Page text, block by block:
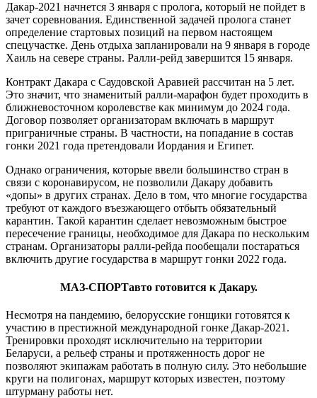
Дакар-2021 начнется 3 января с пролога, который не пойдет в
зачет соревнования. Единственной задачей пролога станет
определение стартовых позиций на первом настоящем
спецучастке. День отдыха запланировали на 9 января в городе
Хаиль на севере страны. Ралли-рейд завершится 15 января.
Контракт Дакара с Саудовской Аравией рассчитан на 5 лет.
Это значит, что знаменитый ралли-марафон будет проходить в
ближневосточном королевстве как минимум до 2024 года.
Договор позволяет организаторам включать в маршрут
приграничные страны. В частности, на попадание в состав
гонки 2021 года претендовали Иордания и Египет.
Однако ограничения, которые ввели большинство стран в
связи с коронавирусом, не позволили Дакару добавить
«допы» в других странах. Дело в том, что многие государства
требуют от каждого въезжающего отбыть обязательный
карантин. Такой карантин сделает невозможным быстрое
пересечение границы, необходимое для Дакара по нескольким
странам. Организаторы ралли-рейда пообещали постараться
включить другие государства в маршрут гонки 2022 года.
МАЗ-СПОРТавто готовится к Дакару.
Несмотря на пандемию, белорусские гонщики готовятся к
участию в престижной международной гонке Дакар-2021.
Тренировки проходят исключительно на территории
Беларуси, а рельеф страны и протяженность дорог не
позволяют экипажам работать в полную силу. Это небольшие
круги на полигонах, маршрут которых известен, поэтому
штурману работы нет.